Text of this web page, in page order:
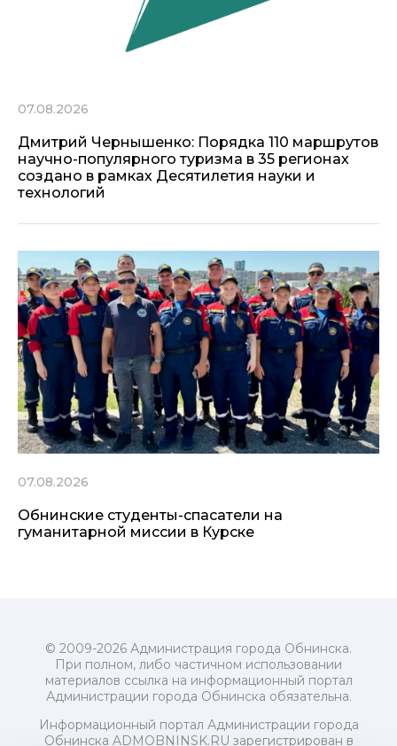
07.08.2026
Дмитрий Чернышенко: Порядка 110 маршрутов
научно-популярного туризма в 35 регионах
создано в рамках Десятилетия науки и
технологий
07.08.2026
Обнинские студенты-спасатели на
гуманитарной миссии в Курске
© 2009-2026 Администрация города Обнинска.
При полном, либо частичном использовании
материалов ссылка на информационный портал
Администрации города Обнинска обязательна.
Информационный портал Администрации города
Обнинска ADMOBNINSK.RU зарегистрирован в